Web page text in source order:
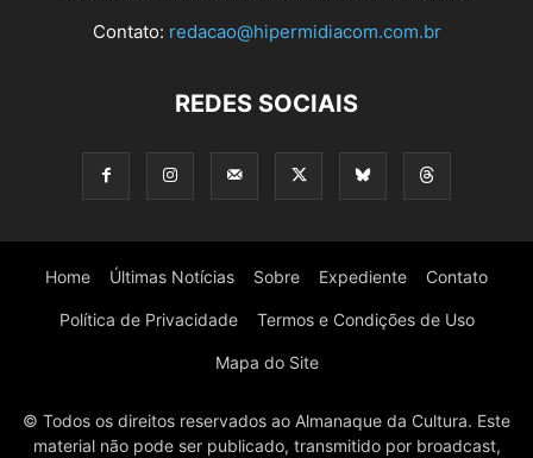
Contato: redacao@hipermidiacom.com.br
REDES SOCIAIS
Home Últimas Notícias Sobre Expediente Contato
Política de Privacidade Termos e Condições de Uso
Mapa do Site
© Todos os direitos reservados ao Almanaque da Cultura. Este
material não pode ser publicado, transmitido por broadcast,